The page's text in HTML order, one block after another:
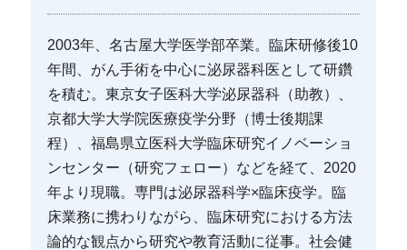
2003年、名古屋大学医学部卒業。臨床研修後10
年間、がん手術を中心に泌尿器科医として研鑽
を積む。東京女子医科大学泌尿器科（助教）、
京都大学大学院医療疫学分野（博士後期課
程）、福島県立医科大学臨床研究イノベーショ
ンセンター（研究フェロー）などを経て、2020
年より現職。専門は泌尿器科学×臨床疫学。臨
床業務に携わりながら、臨床研究における方法
論的な観点から研究や教育活動に従事。社会健